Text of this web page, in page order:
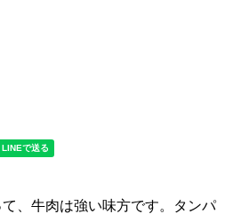
、牛肉は強い味方です。タンパ